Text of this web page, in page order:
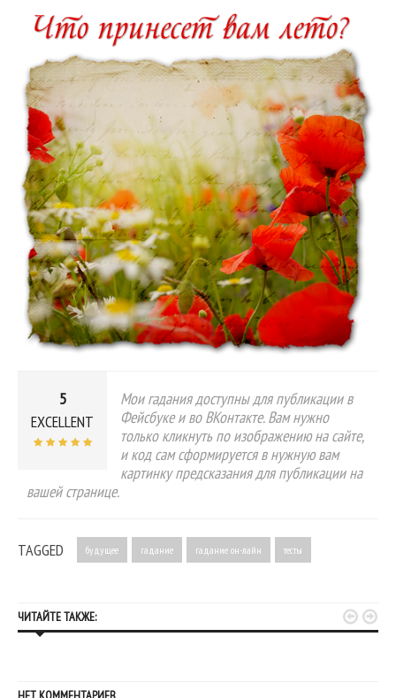
5
EXCELLENT
Мои гадания доступны для публикации в
Фейсбуке и во ВКонтакте. Вам нужно
только кликнуть по изображению на сайте,
и код сам сформируется в нужную вам
картинку предсказания для публикации на
вашей странице.
TAGGED будущее гадание гадание он-лайн тесты
ЧИТАЙТЕ ТАКЖЕ:  